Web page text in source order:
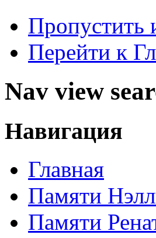
Пропустить
Перейти к
Nav view
Навигация
Главная
Памяти
Памяти